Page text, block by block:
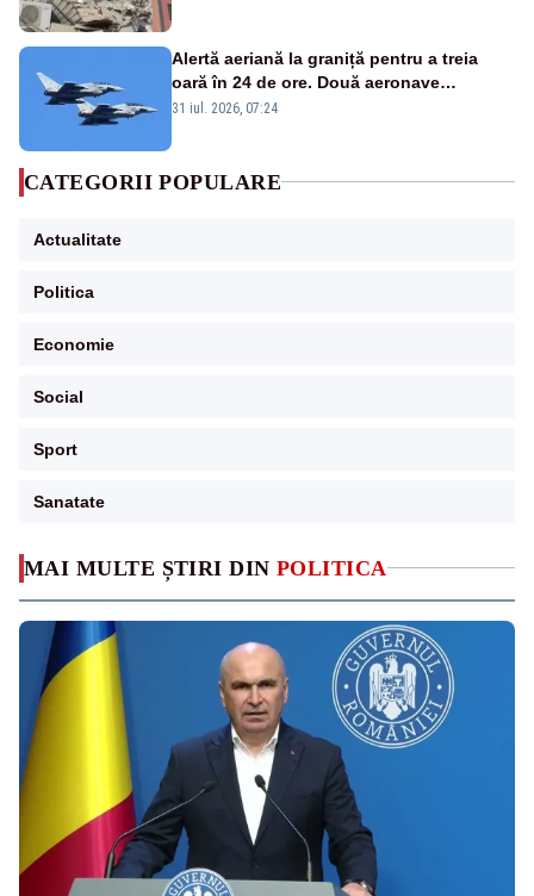
MAI MULTE ȘTIRI DIN POLITICA
Alertă aeriană la graniță pentru a treia
oară în 24 de ore. Două aeronave
Eurofighter britanice au fost ridicate de la
31 iul. 2026, 07:24
CATEGORII POPULARE
Actualitate
Politica
Economie
Social
Sport
Sanatate